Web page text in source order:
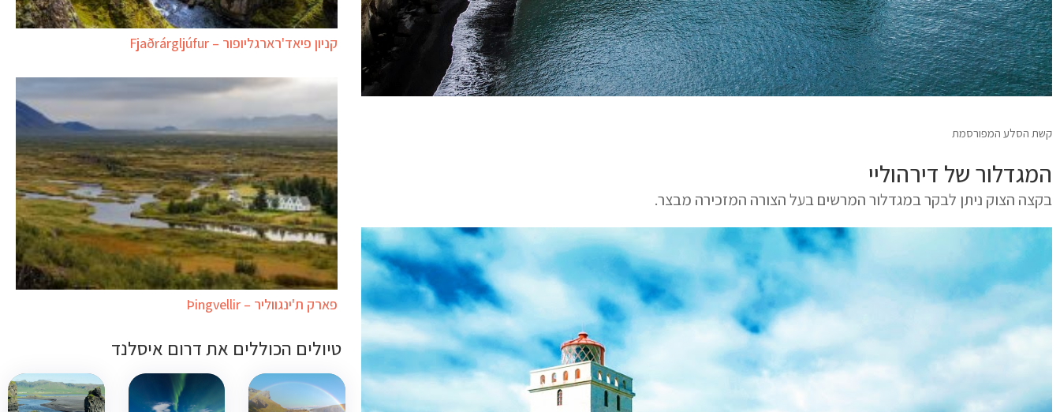
קשת הסלע המפורסמת
המגדלור של דירהוליי
בקצה הצוק ניתן לבקר במגדלור המרשים בעל הצורה המזכירה מבצר.
קניון פיאד'רארגליופור – Fjaðrárgljúfur
פארק ת'ינגווליר – Þingvellir
טיולים הכוללים את דרום איסלנד